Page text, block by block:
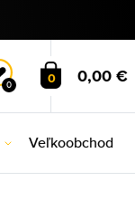
0 0 0,00 €
Veľkoobchod